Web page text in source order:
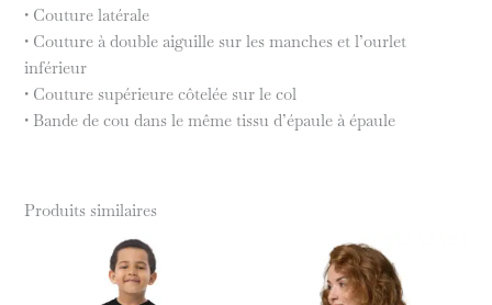
• Couture latérale
• Couture à double aiguille sur les manches et l’ourlet
inférieur
• Couture supérieure côtelée sur le col
• Bande de cou dans le même tissu d’épaule à épaule
Produits similaires